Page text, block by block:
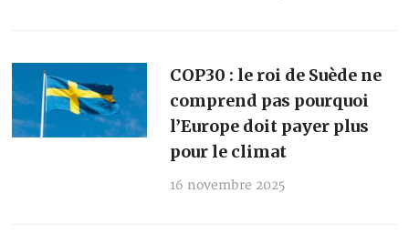
COP30 : le roi de Suède ne
comprend pas pourquoi
l’Europe doit payer plus
pour le climat
16 novembre 2025